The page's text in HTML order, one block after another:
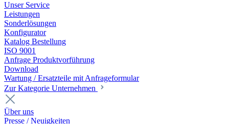
Unser Service
Leistungen
Sonderlösungen
Konfigurator
Katalog Bestellung
ISO 9001
Anfrage Produktvorführung
Download
Wartung / Ersatzteile mit Anfrageformular
Zur Kategorie Unternehmen
Über uns
Presse / Neuigkeiten